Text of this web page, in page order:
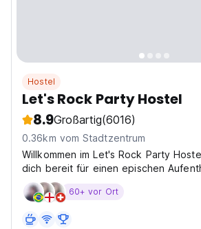
Hostel
Let's Rock Party Hostel
8.9Großartig(6016)
0.36km vom Stadtzentrum
Willkommen im Let's Rock Party
dich bereit für einen epischen
Musik laut ist, die Drinks fließen und
ansteckend ist! Im Let's Rock sind wir
60+ vor Ort